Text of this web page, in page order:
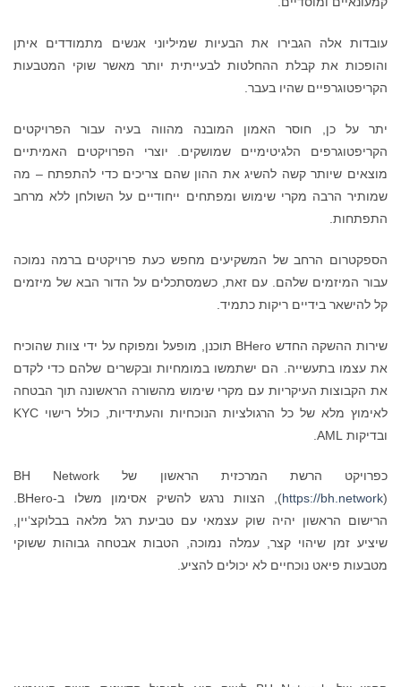
עובדות אלה הגבירו את הבעיות שמיליוני אנשים מתמודדים איתן
והופכות את קבלת ההחלטות לבעייתית יותר מאשר שוקי המטבעות
הקריפטוגרפיים שהיו בעבר.
יתר על כן, חוסר האמון המובנה מהווה בעיה עבור הפרויקטים
הקריפטוגרפים הלגיטימיים שמושקים. יוצרי הפרויקטים האמיתיים
מוצאים שיותר קשה להשיג את ההון שהם צריכים כדי להתפתח – מה
שמותיר הרבה מקרי שימוש ומפתחים ייחודיים על השולחן ללא מרחב
התפתחות.
הספקטרום הרחב של המשקיעים מחפש כעת פרויקטים ברמה נמוכה
עבור המיזמים שלהם. עם זאת, כשמסתכלים על הדור הבא של מיזמים
קל להישאר בידיים ריקות כתמיד.
שירות ההשקה החדש BHero תוכנן, מופעל ומפוקח על ידי צוות שהוכיח
את עצמו בתעשייה. הם ישתמשו במומחיות ובקשרים שלהם כדי לקדם
את הקבוצות העיקריות עם מקרי שימוש מהשורה הראשונה תוך הבטחה
לאימוץ מלא של כל הרגולציות הנוכחיות והעתידיות, כולל רישוי KYC
ובדיקות AML.
כפרויקט הרשת המרכזית הראשון של BH Network
(https://bh.network
), הצוות נרגש להשיק אסימון משלו ב-BHero.
הרישום הראשון יהיה שוק עצמאי עם טביעת רגל מלאה בבלוקצ‘יין,
שיציע זמן שיהוי קצר, עמלה נמוכה, הטבות אבטחה גבוהות ששוקי
מטבעות פיאט נוכחיים לא יכולים להציע.